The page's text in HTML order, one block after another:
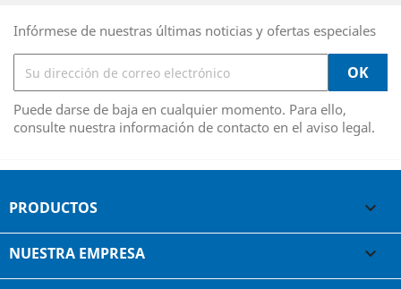
Infórmese de nuestras últimas noticias y ofertas especiales
Puede darse de baja en cualquier momento. Para ello,
consulte nuestra información de contacto en el aviso legal.
PRODUCTOS 
NUESTRA EMPRESA 